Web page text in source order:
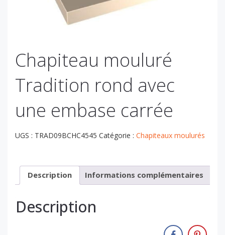
Chapiteau mouluré
Tradition rond avec
une embase carrée
UGS : TRAD09BCHC4545 Catégorie : Chapiteaux moulurés
Description Informations complémentaires
Description